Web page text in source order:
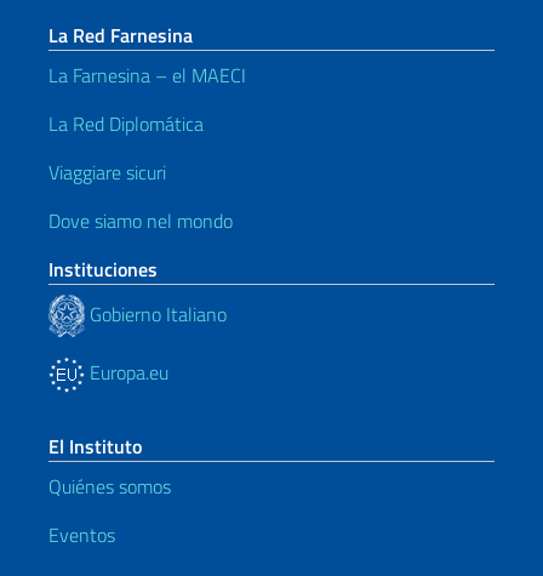
La Red Farnesina
La Farnesina – el MAECI
La Red Diplomática
Viaggiare sicuri
Dove siamo nel mondo
Instituciones
Gobierno Italiano
Europa.eu
El Instituto
Quiénes somos
Eventos